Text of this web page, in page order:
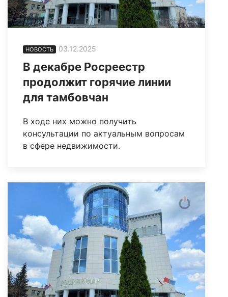
НОВОСТЬ 03.12.2025
В декабре Росреестр
продолжит горячие линии
для тамбовчан
В ходе них можно получить
консультации по актуальным вопросам
в сфере недвижимости.